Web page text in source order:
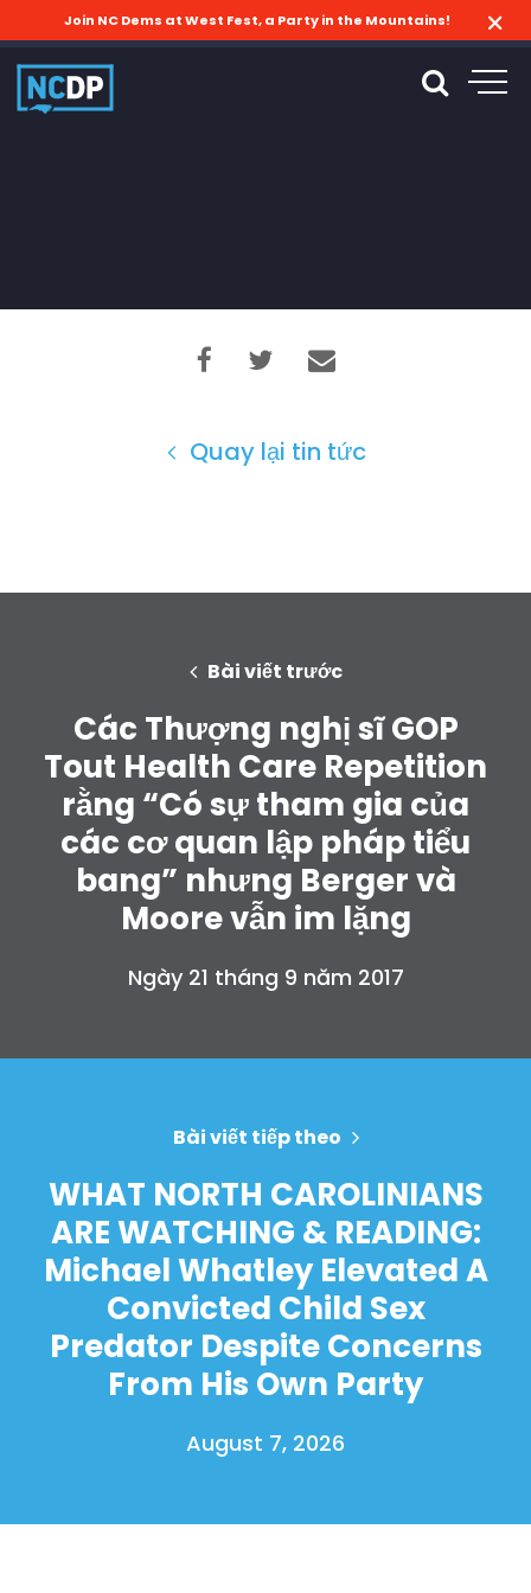
Join NC Dems at West Fest, a Party in the Mountains!
Quay lại tin tức
Bài viết trước
Các Thượng nghị sĩ GOP
Tout Health Care Repetition
rằng “Có sự tham gia của
các cơ quan lập pháp tiểu
bang” nhưng Berger và
Moore vẫn im lặng
Ngày 21 tháng 9 năm 2017
Bài viết tiếp theo
WHAT NORTH CAROLINIANS
ARE WATCHING & READING:
Michael Whatley Elevated A
Convicted Child Sex
Predator Despite Concerns
From His Own Party
August 7, 2026